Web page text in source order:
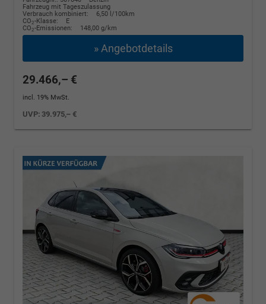
Fahrzeug mit Tageszulassung
Verbrauch kombiniert:
6,50 l/100km
CO2-Klasse:
E
CO2-Emissionen: 148,00 g/km
» Angebotdetails
29.466,– €
incl. 19% MwSt.
UVP: 39.975,– €